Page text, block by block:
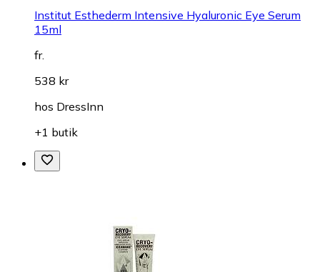
Institut Esthederm Intensive Hyaluronic Eye Serum
15ml
fr.
538 kr
hos DressInn
+1 butik